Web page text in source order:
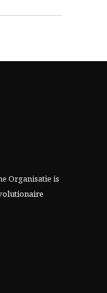
Organisatie is